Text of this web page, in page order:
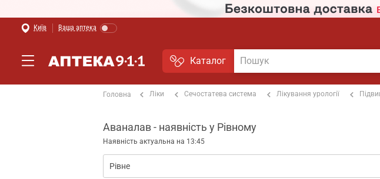
Київ Ваша аптека
Каталог
Головна Ліки Сечостатева система Лікування урології
Аваналав - наявність у Рівному
Наявність актуальна на 13:45